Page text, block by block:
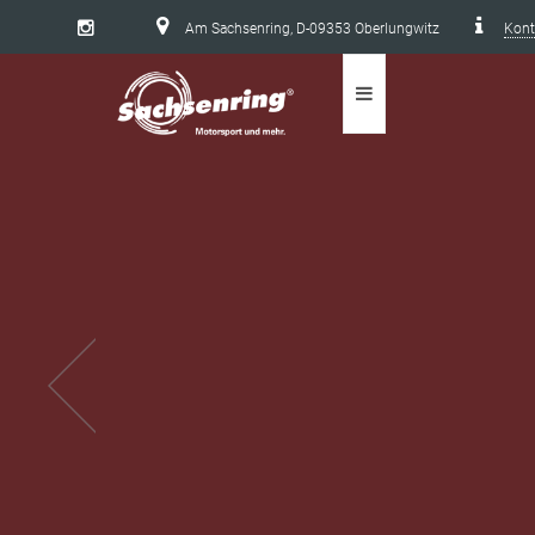
Am Sachsenring, D-09353 Oberlungwitz